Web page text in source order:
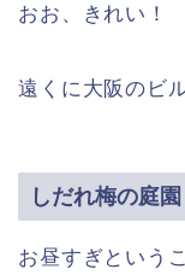
おお、きれい！
遠くに大阪のビ
しだれ梅の庭園
お昼すぎという